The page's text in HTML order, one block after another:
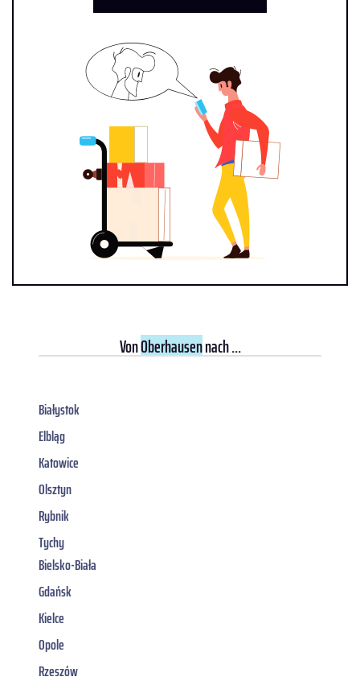
VonOberhausennach ...
Białystok
Elbląg
Katowice
Olsztyn
Rybnik
Tychy
Bielsko-Biała
Gdańsk
Kielce
Opole
Rzeszów